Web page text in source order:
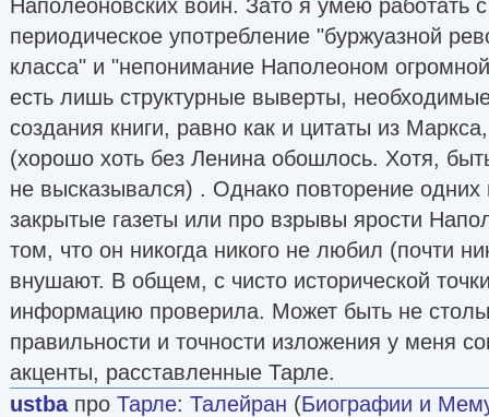
Наполеоновских войн. Зато я умею работать
периодическое употребление "буржуазной
класса" и "непонимание Наполеоном
есть лишь структурные выверты,
создания книги, равно как и цитаты из
(хорошо хоть без Ленина обошлось. Хотя,
не высказывался) . Однако повторение
закрытые газеты или про взрывы ярости
том, что он никогда никого не любил (почти
внушают. В общем, с чисто исторической
информацию проверила. Может быть не
правильности и точности изложения у меня
акценты, расставленные Тарле.
ustbaпро Тарле: Талейран (Биографии и